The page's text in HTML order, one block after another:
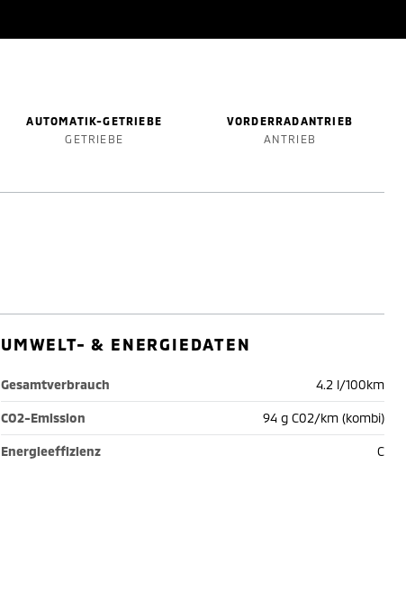
AUTOMATIK-GETRIEBE
GETRIEBE
VORDERRADANTRIEB
ANTRIEB
UMWELT- & ENERGIEDATEN
Gesamtverbrauch 4.2 l/100km
CO2-Emission 94 g C02/km (kombi)
Energieeffizienz C